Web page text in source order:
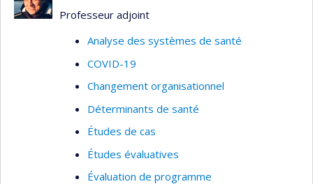
Professeur adjoint
Analyse des systèmes de santé
COVID-19
Changement organisationnel
Déterminants de santé
Études de cas
Études évaluatives
Évaluation de programme